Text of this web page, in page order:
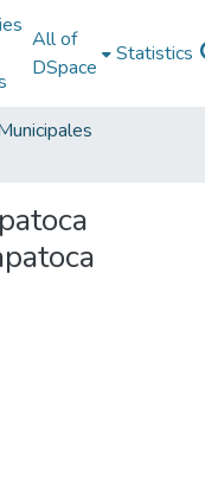
All of
DSpace
Statistics